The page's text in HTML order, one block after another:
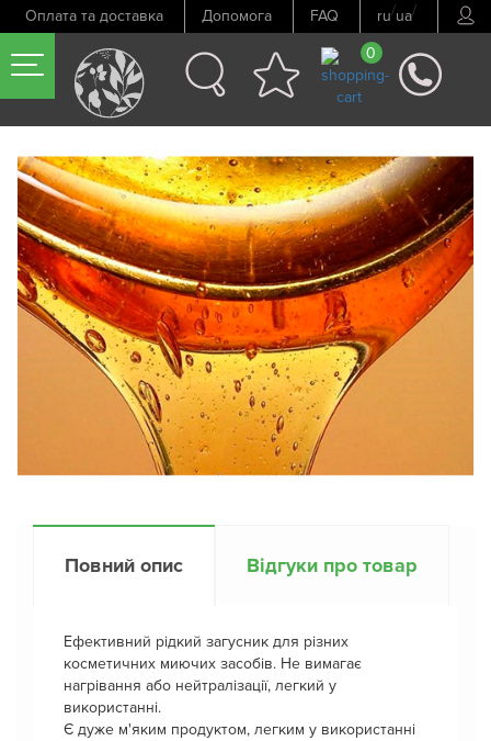
Оплата та доставка Допомога FAQ ru/ua/
0
Попередній товар Наступний товар
Повний опис Відгуки про товар
Ефективний рідкий загусник для різних
косметичних миючих засобів. Не вимагає
нагрівання або нейтралізації, легкий у
використанні.
Є дуже м'яким продуктом, легким у використанні